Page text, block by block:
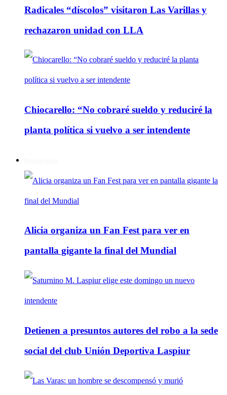
Radicales “díscolos” visitaron Las Varillas y
rechazaron unidad con LLA
Chiocarello: “No cobraré sueldo y reduciré la
planta política si vuelvo a ser intendente
Alicia organiza un Fan Fest para ver en
pantalla gigante la final del Mundial
Detienen a presuntos autores del robo a la sede
social del club Unión Deportiva Laspiur